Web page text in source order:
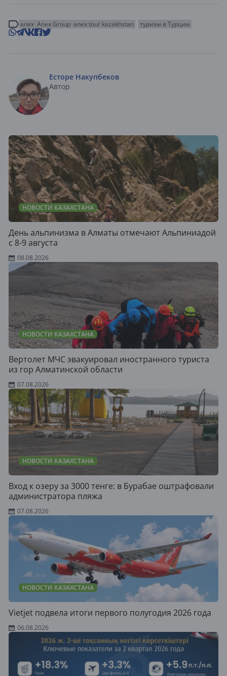
anex Anex Group anex tour kazakhstan туризм в Турции
Есторе Накупбеков
Автор
НОВОСТИ КАЗАХСТАНА
День альпинизма в Алматы отмечают Альпиниадой
с 8-9 августа
08.08.2026
НОВОСТИ КАЗАХСТАНА
Вертолет МЧС эвакуировал иностранного туриста
из гор Алматинской области
07.08.2026
НОВОСТИ КАЗАХСТАНА
Вход к озеру за 3000 тенге: в Бурабае оштрафовали
администратора пляжа
07.08.2026
НОВОСТИ КАЗАХСТАНА
Vietjet подвела итоги первого полугодия 2026 года
06.08.2026